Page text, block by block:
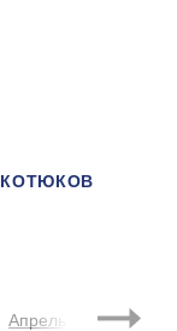
КОТЮКОВ
Апрель Май